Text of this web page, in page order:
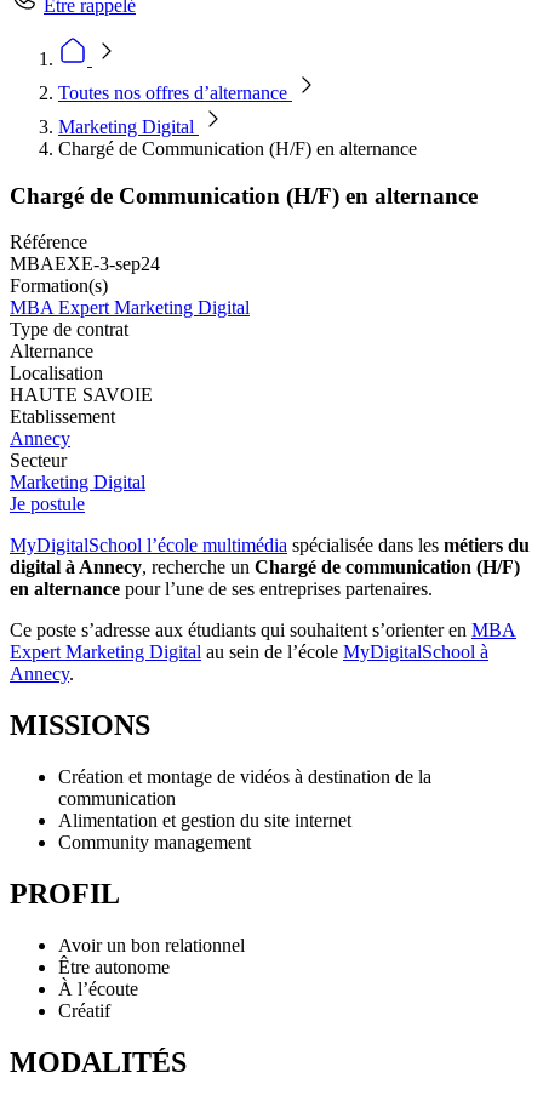
Être rappelé
Toutes nos offres d’alternance
Marketing Digital
Chargé de Communication (H/F) en alternance
Chargé de Communication (H/F) en alternance
Référence
MBAEXE-3-sep24
Formation(s)
MBA Expert Marketing Digital
Type de contrat
Alternance
Localisation
HAUTE SAVOIE
Etablissement
Annecy
Secteur
Marketing Digital
Je postule
MyDigitalSchool l’école multimédia spécialisée dans les métiers du
digital à Annecy, recherche un Chargé de communication (H/F)
en alternance pour l’une de ses entreprises partenaires.
Ce poste s’adresse aux étudiants qui souhaitent s’orienter en MBA
Expert Marketing Digital au sein de l’école MyDigitalSchool à
Annecy.
MISSIONS
Création et montage de vidéos à destination de la
communication
Alimentation et gestion du site internet
Community management
PROFIL
Avoir un bon relationnel
Être autonome
À l’écoute
Créatif
MODALITÉS